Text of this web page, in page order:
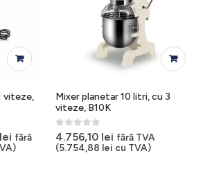
viteze,
leiPrețul
curent
fără
Mixer planetar 10 litri, cu 3
viteze, B10K
0out of 5
4.756,10 lei fără TVA
(5.754,88 lei cu TVA)